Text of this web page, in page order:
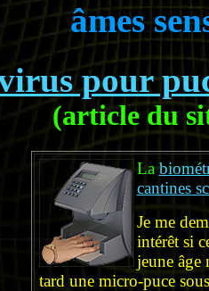
âmes
pour
(article du
La
cantines
Je me
intérêt si
jeune âge
tard une micro-puce